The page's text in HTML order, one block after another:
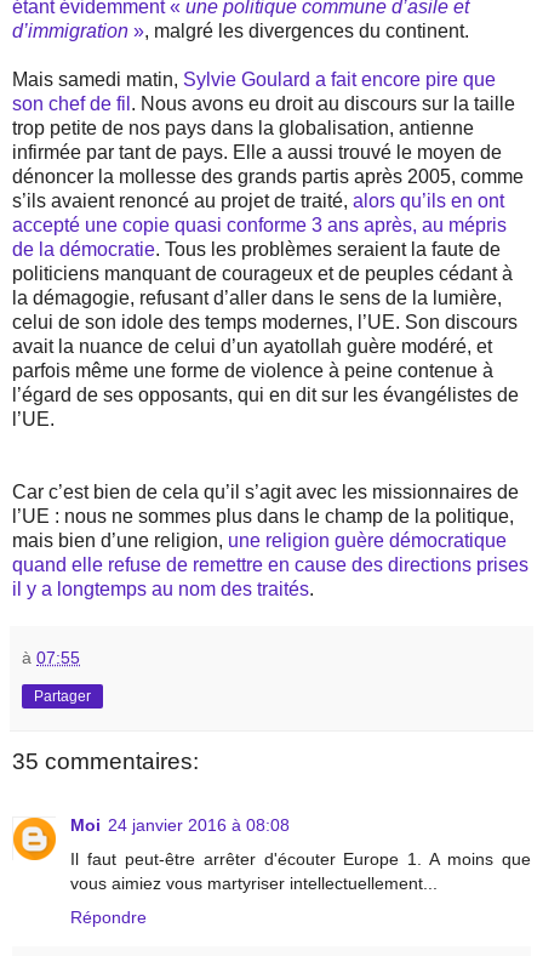
étant évidemment « une politique commune d’asile et
d’immigration », malgré les divergences du continent.
Mais samedi matin, Sylvie Goulard a fait encore pire que
son chef de fil . Nous avons eu droit au discours sur la taille
trop petite de nos pays dans la globalisation, antienne
infirmée par tant de pays. Elle a aussi trouvé le moyen de
dénoncer la mollesse des grands partis après 2005, comme
s’ils avaient renoncé au projet de traité, alors qu’ils en ont
accepté une copie quasi conforme 3 ans après, au mépris
de la démocratie. Tous les problèmes seraient la faute de
politiciens manquant de courageux et de peuples cédant à
la démagogie, refusant d’aller dans le sens de la lumière,
celui de son idole des temps modernes, l’UE. Son discours
avait la nuance de celui d’un ayatollah guère modéré, et
parfois même une forme de violence à peine contenue à
l’égard de ses opposants, qui en dit sur les évangélistes de
l’UE.
Car c’est bien de cela qu’il s’agit avec les missionnaires de
l’UE : nous ne sommes plus dans le champ de la politique,
mais bien d’une religion, une religion guère démocratique
quand elle refuse de remettre en cause des directions prises
il y a longtemps au nom des traités.
à 07:55
Partager
35 commentaires:
Moi 24 janvier 2016 à 08:08
Il faut peut-être arrêter d'écouter Europe 1. A moins que
vous aimiez vous martyriser intellectuellement...
Répondre